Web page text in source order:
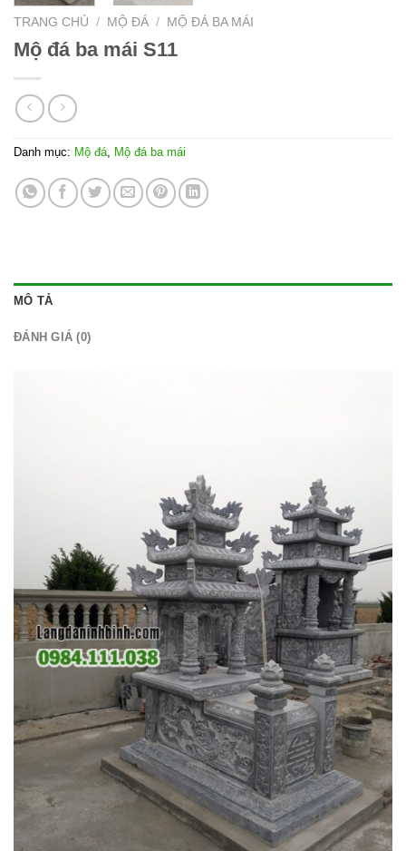
TRANG CHỦ / MỘ ĐÁ / MỘ ĐÁ BA MÁI
Mộ đá ba mái S11
Danh mục: Mộ đá Mộ đá ba mái
MÔ TẢ
ĐÁNH GIÁ (0)